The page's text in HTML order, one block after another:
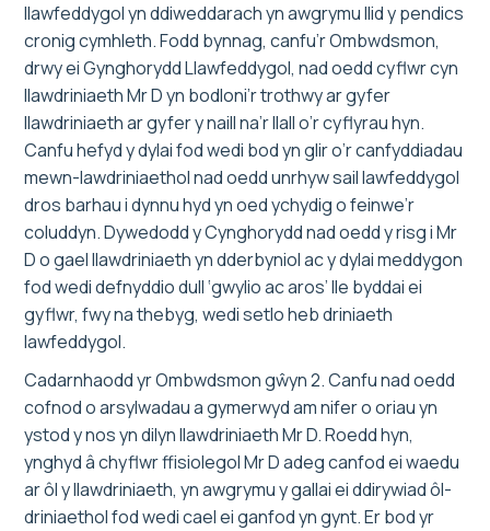
llawfeddygol yn ddiweddarach yn awgrymu llid y pendics
cronig cymhleth. Fodd bynnag, canfu’r Ombwdsmon,
drwy ei Gynghorydd Llawfeddygol, nad oedd cyflwr cyn
llawdriniaeth Mr D yn bodloni’r trothwy ar gyfer
llawdriniaeth ar gyfer y naill na’r llall o’r cyflyrau hyn.
Canfu hefyd y dylai fod wedi bod yn glir o’r canfyddiadau
mewn-lawdriniaethol nad oedd unrhyw sail lawfeddygol
dros barhau i dynnu hyd yn oed ychydig o feinwe’r
coluddyn. Dywedodd y Cynghorydd nad oedd y risg i Mr
D o gael llawdriniaeth yn dderbyniol ac y dylai meddygon
fod wedi defnyddio dull ‘gwylio ac aros’ lle byddai ei
gyflwr, fwy na thebyg, wedi setlo heb driniaeth
lawfeddygol.
Cadarnhaodd yr Ombwdsmon gŵyn 2. Canfu nad oedd
cofnod o arsylwadau a gymerwyd am nifer o oriau yn
ystod y nos yn dilyn llawdriniaeth Mr D. Roedd hyn,
ynghyd â chyflwr ffisiolegol Mr D adeg canfod ei waedu
ar ôl y llawdriniaeth, yn awgrymu y gallai ei ddirywiad ôl-
driniaethol fod wedi cael ei ganfod yn gynt. Er bod yr